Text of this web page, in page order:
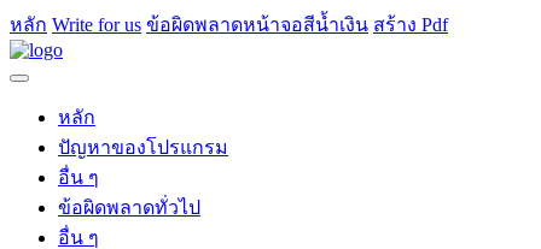
หลัก Write for us ข้อผิดพลาดหน้าจอสีน้ำเงิน สร้าง Pdf
หลัก
ปัญหาของโปรแกรม
อื่น ๆ
ข้อผิดพลาดทั่วไป
อื่น ๆ